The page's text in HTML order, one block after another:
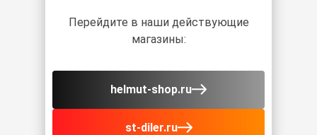
Перейдите в наши действующие
магазины:
helmut-shop.ru
st-diler.ru